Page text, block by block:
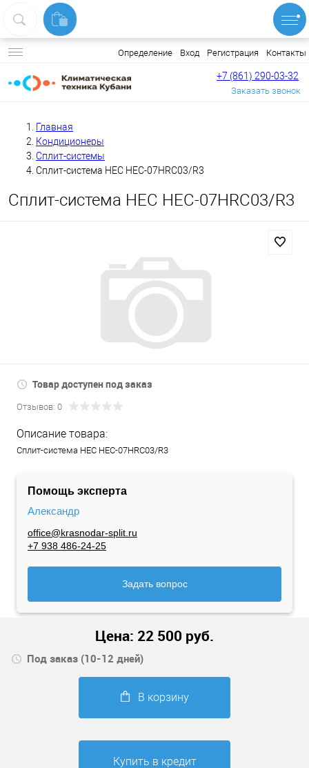
Определение Вход Регистрация Контакты
+7 (861) 290-03-32
Заказать звонок
Главная
Кондиционеры
Сплит-системы
Сплит-система HEC HEC-07HRC03/R3
Сплит-система HEC HEC-07HRC03/R3
Товар доступен под заказ
Отзывов: 0
Описание товара:
Сплит-система HEC HEC-07HRC03/R3
Помощь эксперта
Александр
office@krasnodar-split.ru
+7 938 486-24-25
Задать вопрос
Цена: 22 500 руб.
Под заказ (10-12 дней)
В корзину
Купить в кредит